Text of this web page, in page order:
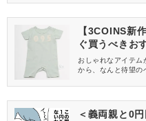
信してくれる方を募
【3COINS新
ぐ買うべきお
おしゃれなアイテ
から、なんと待望の
新作のおすすめアイ
＜義両親と0